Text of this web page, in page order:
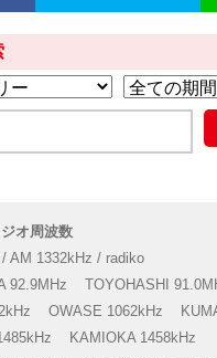
オ周波数
AM 1332kHz / radiko
92.9MHz
TOYOHASHI
OWASE 1062kHz
KAMIOKA 1458kHz